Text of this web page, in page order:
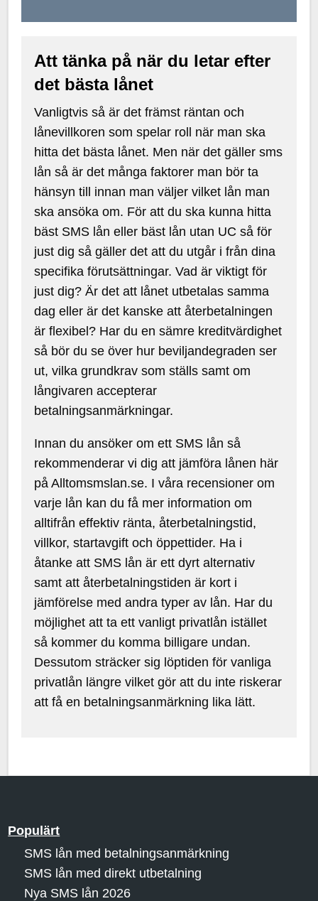
Att tänka på när du letar efter
det bästa lånet
Vanligtvis så är det främst räntan och
lånevillkoren som spelar roll när man ska
hitta det bästa lånet. Men när det gäller sms
lån så är det många faktorer man bör ta
hänsyn till innan man väljer vilket lån man
ska ansöka om. För att du ska kunna hitta
bäst SMS lån eller bäst lån utan UC så för
just dig så gäller det att du utgår i från dina
specifika förutsättningar. Vad är viktigt för
just dig? Är det att lånet utbetalas samma
dag eller är det kanske att återbetalningen
är flexibel? Har du en sämre kreditvärdighet
så bör du se över hur beviljandegraden ser
ut, vilka grundkrav som ställs samt om
långivaren accepterar
betalningsanmärkningar.
Innan du ansöker om ett SMS lån så
rekommenderar vi dig att jämföra lånen här
på Alltomsmslan.se. I våra recensioner om
varje lån kan du få mer information om
alltifrån effektiv ränta, återbetalningstid,
villkor, startavgift och öppettider. Ha i
åtanke att SMS lån är ett dyrt alternativ
samt att återbetalningstiden är kort i
jämförelse med andra typer av lån. Har du
möjlighet att ta ett vanligt privatlån istället
så kommer du komma billigare undan.
Dessutom sträcker sig löptiden för vanliga
privatlån längre vilket gör att du inte riskerar
att få en betalningsanmärkning lika lätt.
Populärt
SMS lån med betalningsanmärkning
SMS lån med direkt utbetalning
Nya SMS lån 2026